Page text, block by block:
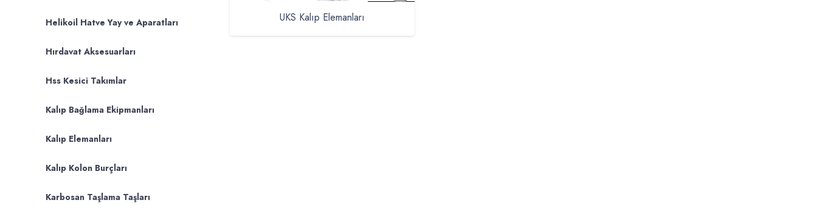
Helikoil Hatve Yay ve Aparatları
Hırdavat Aksesuarları
Hss Kesici Takımlar
Kalıp Bağlama Ekipmanları
Kalıp Elemanları
Kalıp Kolon Burçları
Karbosan Taşlama Taşları
UKS Kalıp Elemanları